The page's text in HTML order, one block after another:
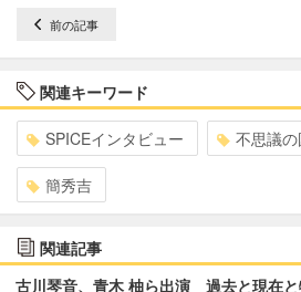
前の記事
関連キーワード
SPICEインタビュー 不思議
簡秀吉
関連記事
古川琴音、青木 柚ら出演 過去と現在